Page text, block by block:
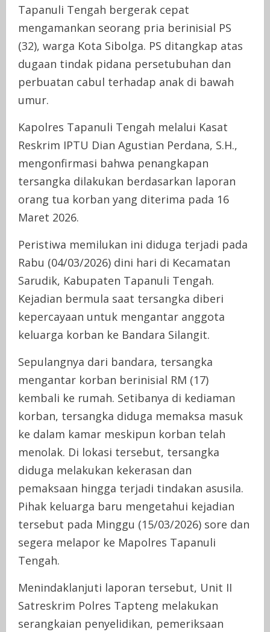
Tapanuli Tengah bergerak cepat
mengamankan seorang pria berinisial PS
(32), warga Kota Sibolga. PS ditangkap atas
dugaan tindak pidana persetubuhan dan
perbuatan cabul terhadap anak di bawah
umur.
Kapolres Tapanuli Tengah melalui Kasat
Reskrim IPTU Dian Agustian Perdana, S.H.,
mengonfirmasi bahwa penangkapan
tersangka dilakukan berdasarkan laporan
orang tua korban yang diterima pada 16
Maret 2026.
Peristiwa memilukan ini diduga terjadi pada
Rabu (04/03/2026) dini hari di Kecamatan
Sarudik, Kabupaten Tapanuli Tengah.
Kejadian bermula saat tersangka diberi
kepercayaan untuk mengantar anggota
keluarga korban ke Bandara Silangit.
Sepulangnya dari bandara, tersangka
mengantar korban berinisial RM (17)
kembali ke rumah. Setibanya di kediaman
korban, tersangka diduga memaksa masuk
ke dalam kamar meskipun korban telah
menolak. Di lokasi tersebut, tersangka
diduga melakukan kekerasan dan
pemaksaan hingga terjadi tindakan asusila.
Pihak keluarga baru mengetahui kejadian
tersebut pada Minggu (15/03/2026) sore dan
segera melapor ke Mapolres Tapanuli
Tengah.
Menindaklanjuti laporan tersebut, Unit II
Satreskrim Polres Tapteng melakukan
serangkaian penyelidikan, pemeriksaan